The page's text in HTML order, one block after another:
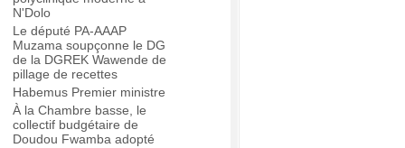
N'Dolo
Le député PA-AAAP
Muzama soupçonne le DG
de la DGREK Wawende de
pillage de recettes
Habemus Premier ministre
À la Chambre basse, le
collectif budgétaire de
Doudou Fwamba adopté